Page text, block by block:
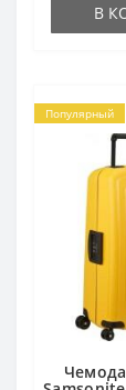
В
Популярный